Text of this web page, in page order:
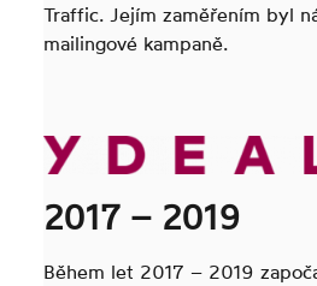
Traffic. Jejím zaměřením byl
mailingové kampaně.
2017 – 2019
Během let 2017 – 2019